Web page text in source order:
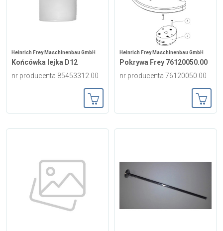
Heinrich Frey Maschinenbau GmbH
Końcówka lejka D12
nr producenta 85453312.00
Dodaj do koszyka
Heinrich Frey Maschinenbau GmbH
Pokrywa Frey 76120050.00
nr producenta 76120050.00